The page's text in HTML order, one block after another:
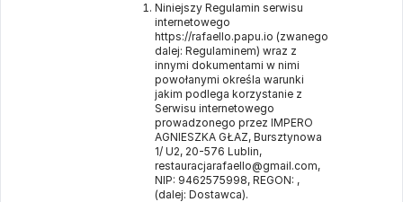
Niniejszy Regulamin serwisu
internetowego
https://rafaello.papu.io (zwanego
dalej: Regulaminem) wraz z
innymi dokumentami w nimi
powołanymi określa warunki
jakim podlega korzystanie z
Serwisu internetowego
prowadzonego przez IMPERO
AGNIESZKA GŁAZ, Bursztynowa
1/ U2, 20-576 Lublin,
restauracjarafaello@gmail.com,
NIP: 9462575998, REGON: ,
(dalej: Dostawca).